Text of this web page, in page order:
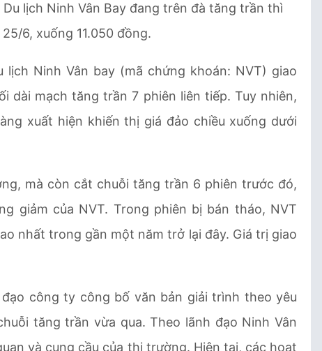
lịch Ninh Vân Bay đang trên đà tăng trần thì
6, xuống 11.050 đồng.
Ninh Vân bay (mã chứng khoán: NVT) giao
dài mạch tăng trần 7 phiên liên tiếp. Tuy nhiên,
xuất hiện khiến thị giá đảo chiều xuống dưới
mà còn cắt chuỗi tăng trần 6 phiên trước đó,
giảm của NVT. Trong phiên bị bán tháo, NVT
nhất trong gần một năm trở lại đây. Giá trị giao
công ty công bố văn bản giải trình theo yêu
tăng trần vừa qua. Theo lãnh đạo Ninh Vân
và cung cầu của thị trường. Hiện tại, các hoạt